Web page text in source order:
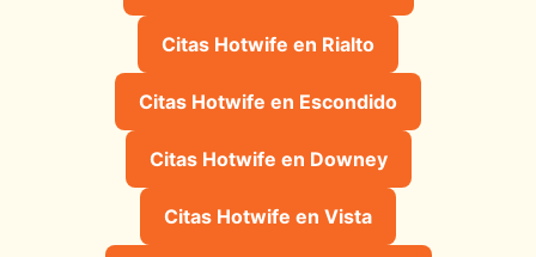
Citas Hotwife en Rialto
Citas Hotwife en Escondido
Citas Hotwife en Downey
Citas Hotwife en Vista